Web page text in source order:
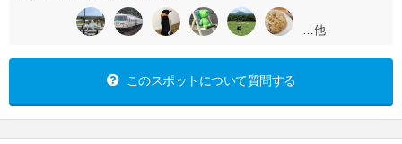
…他
このスポットについて質問する